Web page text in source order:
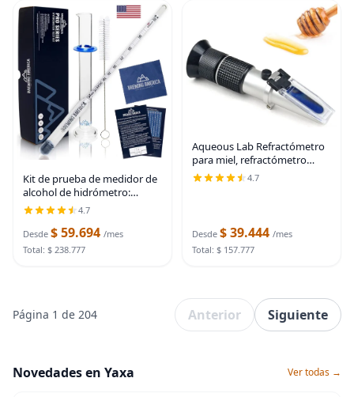
Kit de prueba de medidor de
alcohol de hidrómetro:
alcohol destilado fabricado
en Estados Unidos 0-200
Proof Pro Series Probador de
alcoholímetro
4.7
Desde $ 59.694 /mes
Total: $ 238.777
Aqueous Lab Refractómetro
para miel, refractómetro
rango de escala 58-90%
4.7
Desde $ 39.444 /mes
Total: $ 157.777
Página 1 de 204 Anterior Siguiente
Novedades en Yaxa Ver todas →